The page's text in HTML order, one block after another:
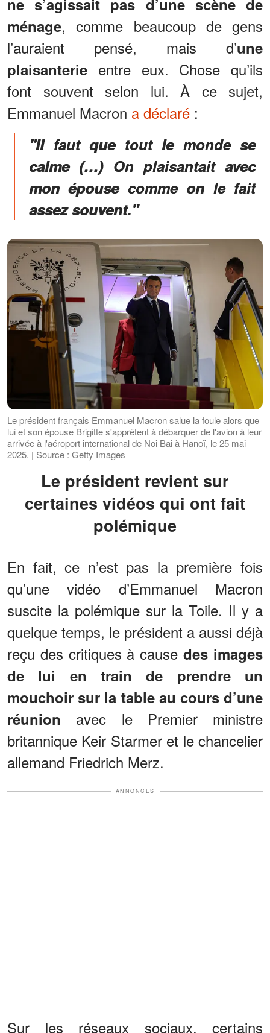
ménage, comme beaucoup de gens
l’auraient pensé, mais d’une
plaisanterie entre eux. Chose qu’ils
font souvent selon lui. À ce sujet,
Emmanuel Macron a déclaré :
"Il faut que tout le monde se
calme (…) On plaisantait avec
mon épouse comme on le fait
assez souvent."
Le président français Emmanuel Macron salue la foule alors que
lui et son épouse Brigitte s'apprêtent à débarquer de l'avion à leur
arrivée à l'aéroport international de Noi Bai à Hanoï, le 25 mai
2025. | Source : Getty Images
Le président revient sur
certaines vidéos qui ont fait
polémique
En fait, ce n’est pas la première fois
qu’une vidéo d’Emmanuel Macron
suscite la polémique sur la Toile. Il y a
quelque temps, le président a aussi déjà
reçu des critiques à causedes images
de lui en train de prendre un
mouchoir sur la table au cours d’une
réunion avec le Premier ministre
britannique Keir Starmer et le chancelier
allemand Friedrich Merz.
ANNONCES
Sur les réseaux sociaux, certains